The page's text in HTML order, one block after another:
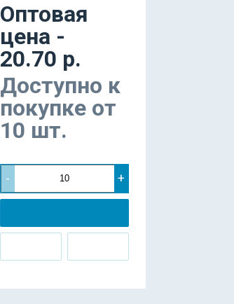
Оптовая
цена -
20.70 р.
Доступно к
покупке от
10 шт.
- +